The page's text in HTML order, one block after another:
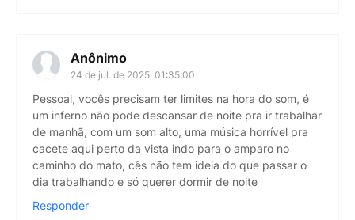
Anônimo
24 de jul. de 2025, 01:35:00
Pessoal, vocês precisam ter limites na hora do som, é
um inferno não pode descansar de noite pra ir trabalhar
de manhã, com um som alto, uma música horrível pra
cacete aqui perto da vista indo para o amparo no
caminho do mato, cês não tem ideia do que passar o
dia trabalhando e só querer dormir de noite
Responder